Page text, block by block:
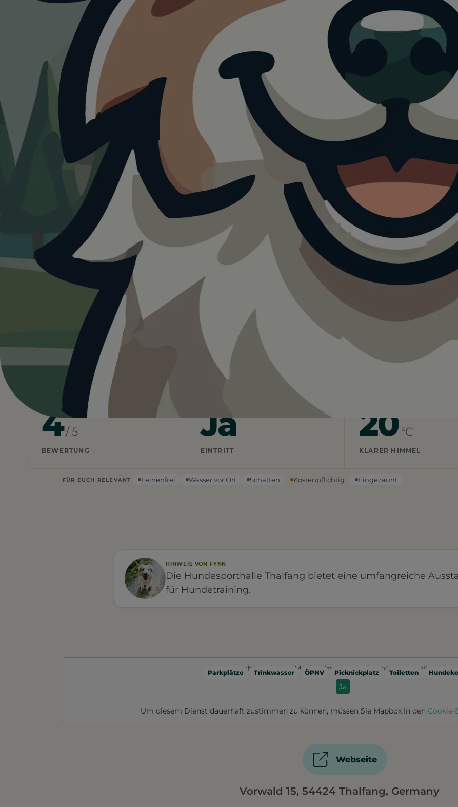
HUNDEAUSLAUF
Hundesporthalle
Thalfang
Deutschland Rheinland-Pfalz Kaiserslautern Hundesporthalle Thalfang
Heute istein guter Tag für Hundesporthalle Thalfang.
20°C und sonnig. Schatten vorhanden, Wasser vor Ort. Ein guter Tag für einen Ausflug mit Hund.
Wetterdaten: OpenWeatherMap
4/ 5
BEWERTUNG
Ja
EINTRITT
20 °C
KLARER HIMMEL
FÜR EUCH RELEVANT Leinenfrei Wasser vor Ort Schatten Kostenpflichtig Eingezäunt
HINWEIS VON FYNN
Die Hundesporthalle Thalfang bietet eine umfangreiche
für Hundetraining.
Parkplätze Trinkwasser ÖPNV Picknickplatz Toiletten
Möchten Sie von Mapbox bereitgestellte externe Inhalte laden?
Ja
Um diesem Dienst dauerhaft zustimmen zu können, müssen Sie Mapbox in den Cookie-
Webseite
Vorwald 15, 54424 Thalfang, Germany